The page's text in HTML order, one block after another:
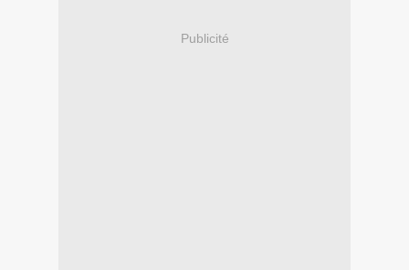
Publicité